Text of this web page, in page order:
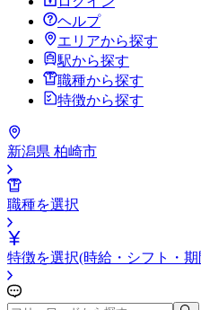
ヘルプ
エリアから探す
駅から探す
職種から探す
特徴から探す
新潟県 柏崎市
職種を選択
特徴を選択(時給・シフト・